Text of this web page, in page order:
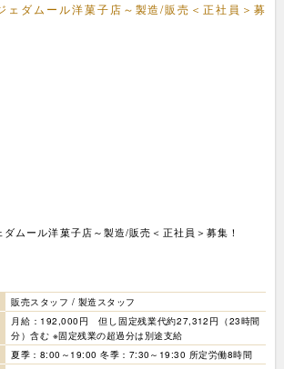
ェダムール洋菓子店～製造/販売＜正社員＞募
ムール洋菓子店～製造/販売＜正社員＞募集！
販売スタッフ / 製造スタッフ
月給：192,000円 但し固定残業代約27,312円（23時間
分）含む ※固定残業の超過分は別途支給
夏季：8:00～19:00 冬季：7:30～19:30 所定労働8時間